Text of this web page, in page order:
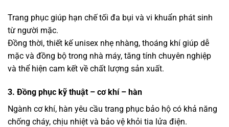
Trang phục giúp hạn chế tối đa bụi và vi khuẩn phát sinh
từ người mặc.
Đồng thời, thiết kế unisex nhẹ nhàng, thoáng khí giúp dễ
mặc và đồng bộ trong nhà máy, tăng tính chuyên nghiệp
và thể hiện cam kết về chất lượng sản xuất.
3. Đồng phục kỹ thuật – cơ khí – hàn
Ngành cơ khí, hàn yêu cầu trang phục bảo hộ có khả năng
chống cháy, chịu nhiệt và bảo vệ khỏi tia lửa điện.